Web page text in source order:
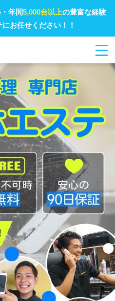
年間5,000台以上の豊富な経験
お任せください！！